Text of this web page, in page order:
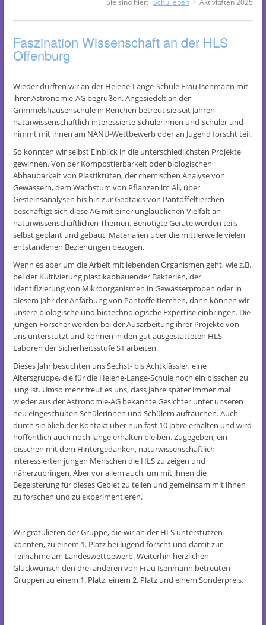
Faszination Wissenschaft an der HLS
Offenburg
Wieder durften wir an der Helene-Lange-Schule Frau Isenmann mit
ihrer Astronomie-AG begrüßen. Angesiedelt an der
Grimmelshausenschule in Renchen betreut sie seit Jahren
naturwissenschaftlich interessierte Schülerinnen und Schüler und
nimmt mit ihnen am NANU-Wettbewerb oder an Jugend forscht teil.
So konnten wir selbst Einblick in die unterschiedlichsten Projekte
gewinnen. Von der Kompostierbarkeit oder biologischen
Abbaubarkeit von Plastiktüten, der chemischen Analyse von
Gewässern, dem Wachstum von Pflanzen im All, über
Gesteinsanalysen bis hin zur Geotaxis von Pantoffeltierchen
beschäftigt sich diese AG mit einer unglaublichen Vielfalt an
naturwissenschaftlichen Themen. Benötigte Geräte werden teils
selbst geplant und gebaut, Materialien über die mittlerweile vielen
entstandenen Beziehungen bezogen.
Wenn es aber um die Arbeit mit lebenden Organismen geht, wie z.B.
bei der Kultivierung plastikabbauender Bakterien, der
Identifizierung von Mikroorganismen in Gewässerproben oder in
diesem Jahr der Anfärbung von Pantoffeltierchen, dann können wir
unsere biologische und biotechnologische Expertise einbringen. Die
jungen Forscher werden bei der Ausarbeitung ihrer Projekte von
uns unterstützt und können in den gut ausgestatteten HLS-
Laboren der Sicherheitsstufe S1 arbeiten.
Dieses Jahr besuchten uns Sechst- bis Achtklässler, eine
Altersgruppe, die für die Helene-Lange-Schule noch ein bisschen zu
jung ist. Umso mehr freut es uns, dass Jahre später immer mal
wieder aus der Astronomie-AG bekannte Gesichter unter unseren
neu eingeschulten Schülerinnen und Schülern auftauchen. Auch
durch sie blieb der Kontakt über nun fast 10 Jahre erhalten und wird
hoffentlich auch noch lange erhalten bleiben. Zugegeben, ein
bisschen mit dem Hintergedanken, naturwissenschaftlich
interessierten jungen Menschen die HLS zu zeigen und
näherzubringen. Aber vor allem auch, um mit ihnen die
Begeisterung für dieses Gebiet zu teilen und gemeinsam mit ihnen
zu forschen und zu experimentieren.
Wir gratulieren der Gruppe, die wir an der HLS unterstützen
konnten, zu einem 1. Platz bei Jugend forscht und damit zur
Teilnahme am Landeswettbewerb. Weiterhin herzlichen
Glückwunsch den drei anderen von Frau Isenmann betreuten
Gruppen zu einem 1. Platz, einem 2. Platz und einem Sonderpreis.